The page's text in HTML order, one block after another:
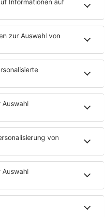
Robotik
neues Netzwerk für
Region auf. Ziel ist es,
Start-ups enger zu
sichtbarer zu machen. …